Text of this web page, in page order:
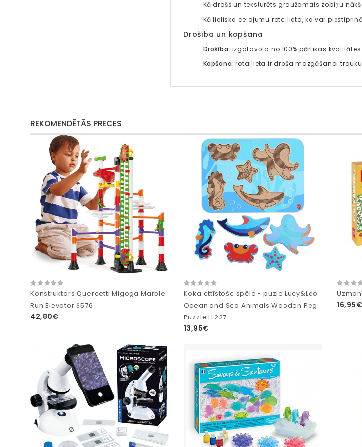
Kā drošs un teksturēts graužamais zobiņu
Kā lieliska ceļojumu rotaļlieta, ko var
Drošība un kopšana
Drošība: izgatavota no 100% pārtikas kvalitātes
Kopšana: rotaļlieta ir droša mazgāšanai
REKOMENDĒTĀS PRECES
Konstruktors Quercetti Migoga Marble
Run Elevator 6576
42,80€
Koka attīstoša spēle - puzle Lucy&Leo
Ocean and Sea Animals Wooden Peg
Puzzle LL227
13,95€
16,95€